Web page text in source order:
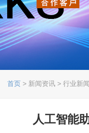
首页 > 新闻资讯 > 行业新闻
人工智能